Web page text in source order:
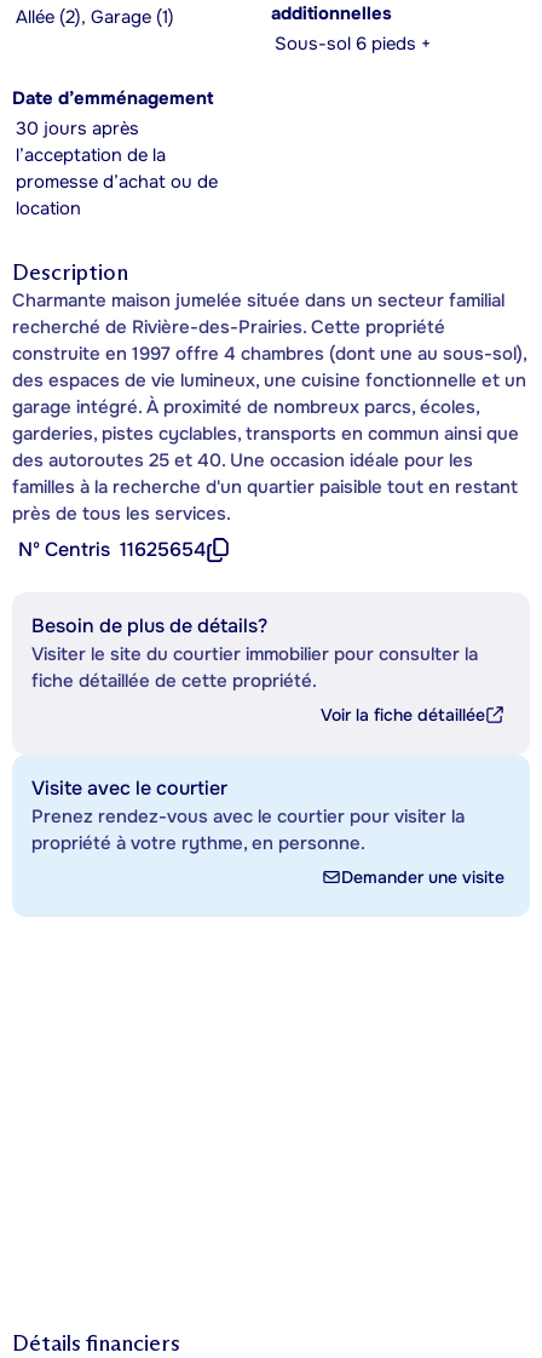
Allée (2), Garage (1)
additionnelles
Sous-sol 6 pieds +
Date d’emménagement
30 jours après
l’acceptation de la
promesse d’achat ou de
location
Description
Charmante maison jumelée située dans un secteur familial
recherché de Rivière-des-Prairies. Cette propriété
construite en 1997 offre 4 chambres (dont une au sous-sol),
des espaces de vie lumineux, une cuisine fonctionnelle et un
garage intégré. À proximité de nombreux parcs, écoles,
garderies, pistes cyclables, transports en commun ainsi que
des autoroutes 25 et 40. Une occasion idéale pour les
familles à la recherche d'un quartier paisible tout en restant
près de tous les services.
Nº Centris 11625654
Besoin de plus de détails?
Visiter le site du courtier immobilier pour consulter la
fiche détaillée de cette propriété.
Voir la fiche détaillée
Visite avec le courtier
Prenez rendez-vous avec le courtier pour visiter la
propriété à votre rythme, en personne.
Demander une visite
Détails financiers